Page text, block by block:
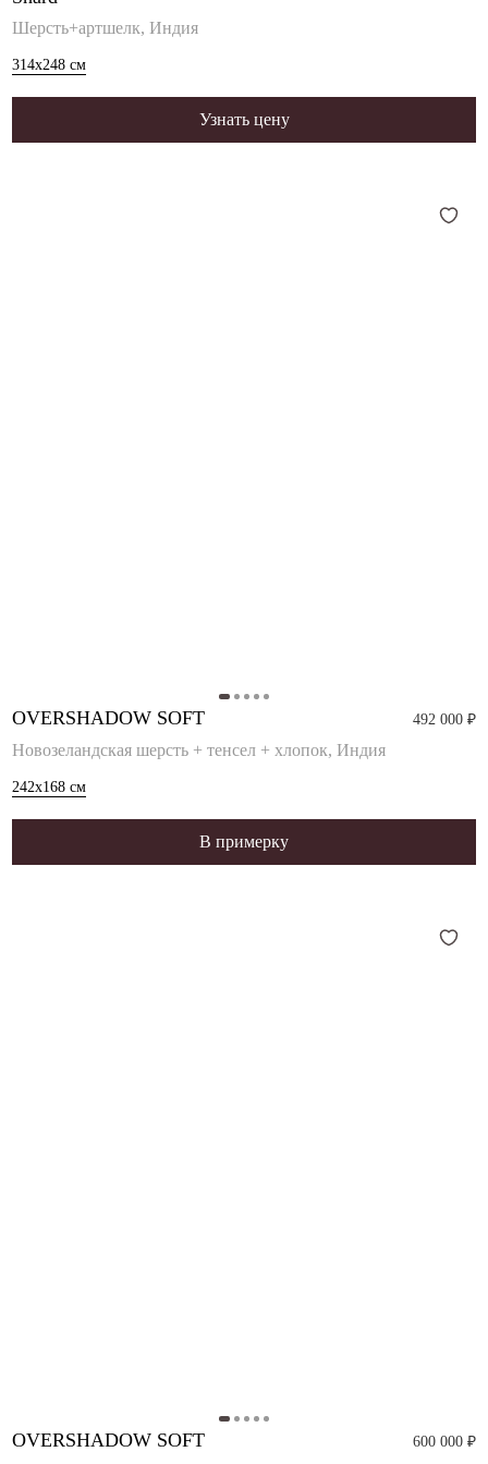
Шерсть+артшелк, Индия
314x248 см
Узнать цену
OVERSHADOW SOFT 492 000 ₽
Новозеландская шерсть + тенсел + хлопок, Индия
242x168 см
В примерку
OVERSHADOW SOFT 600 000 ₽